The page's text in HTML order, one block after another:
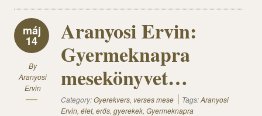
máj
14
By
Aranyosi
Ervin
Aranyosi Ervin:
Gyermeknapra
mesekönyvet…
Category:Gyerekvers, verses mese Tags:Aranyosi
Ervin, élet, erős, gyerekek, Gyermeknapra